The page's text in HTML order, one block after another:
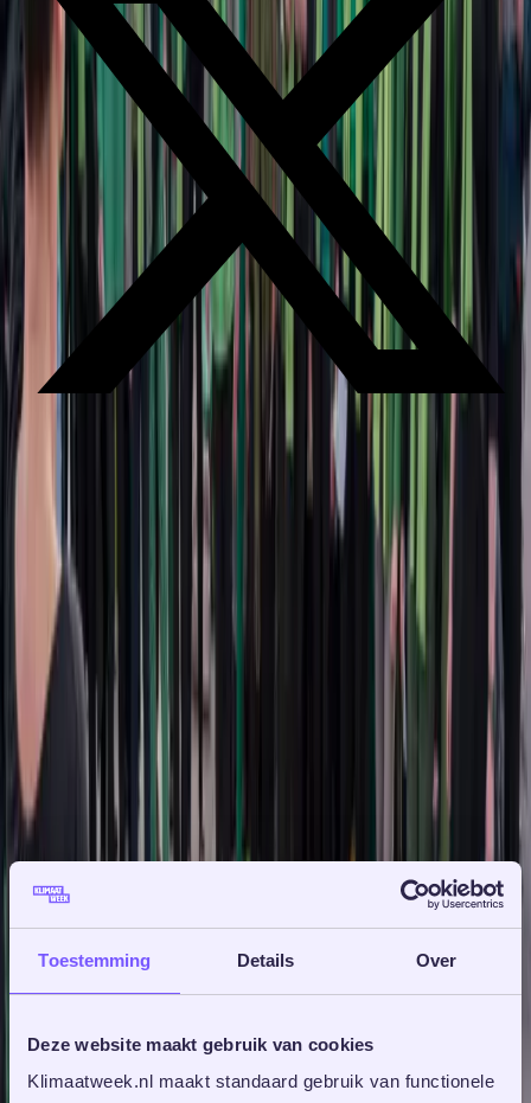
Toestemming Details Over
Deze website maakt gebruik van cookies
Klimaatweek.nl maakt standaard gebruik van functionele
Klimaatkoor | Openbare repetitie
Praktische informatie